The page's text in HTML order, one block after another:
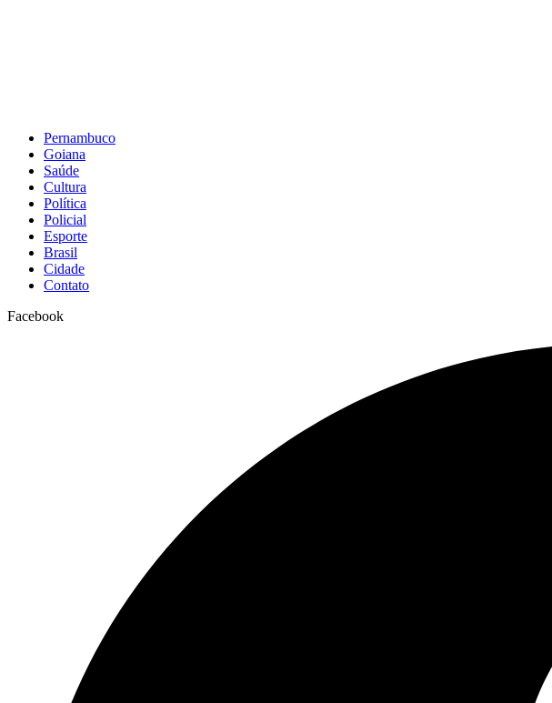
Pernambuco
Goiana
Saúde
Cultura
Política
Policial
Esporte
Brasil
Cidade
Contato
Facebook